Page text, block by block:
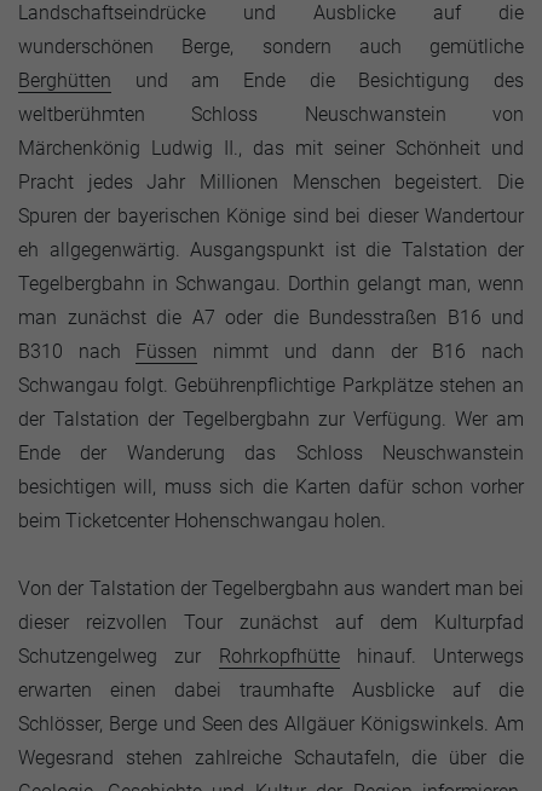
Landschaftseindrücke und Ausblicke auf die
wunderschönen Berge, sondern auch gemütliche
Berghütten und am Ende die Besichtigung des
weltberühmten Schloss Neuschwanstein von
Märchenkönig Ludwig II., das mit seiner Schönheit und
Pracht jedes Jahr Millionen Menschen begeistert. Die
Spuren der bayerischen Könige sind bei dieser Wandertour
eh allgegenwärtig. Ausgangspunkt ist die Talstation der
Tegelbergbahn in Schwangau. Dorthin gelangt man, wenn
man zunächst die A7 oder die Bundesstraßen B16 und
B310 nach Füssen nimmt und dann der B16 nach
Schwangau folgt. Gebührenpflichtige Parkplätze stehen an
der Talstation der Tegelbergbahn zur Verfügung. Wer am
Ende der Wanderung das Schloss Neuschwanstein
besichtigen will, muss sich die Karten dafür schon vorher
beim Ticketcenter Hohenschwangau holen.
Von der Talstation der Tegelbergbahn aus wandert man bei
dieser reizvollen Tour zunächst auf dem Kulturpfad
Schutzengelweg zur Rohrkopfhüttehinauf. Unterwegs
erwarten einen dabei traumhafte Ausblicke auf die
Schlösser, Berge und Seen des Allgäuer Königswinkels. Am
Wegesrand stehen zahlreiche Schautafeln, die über die